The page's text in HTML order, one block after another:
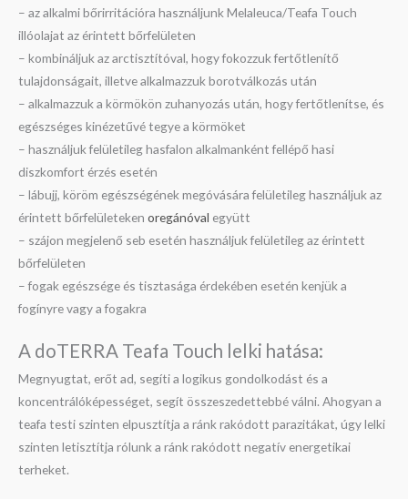
– az alkalmi bőrirritációra használjunk Melaleuca/Teafa Touch
illóolajat az érintett bőrfelületen
– kombináljuk az arctisztítóval, hogy fokozzuk fertőtlenítő
tulajdonságait, illetve alkalmazzuk borotválkozás után
– alkalmazzuk a körmökön zuhanyozás után, hogy fertőtlenítse, és
egészséges kinézetűvé tegye a körmöket
– használjuk felületileg hasfalon alkalmanként fellépő hasi
diszkomfort érzés esetén
– lábujj, köröm egészségének megóvására felületileg használjuk az
érintett bőrfelületeken oregánóval együtt
– szájon megjelenő seb esetén használjuk felületileg az érintett
bőrfelületen
– fogak egészsége és tisztasága érdekében esetén kenjük a
fogínyre vagy a fogakra
A doTERRA Teafa Touch lelki hatása:
Megnyugtat, erőt ad, segíti a logikus gondolkodást és a
koncentrálóképességet, segít összeszedettebbé válni. Ahogyan a
teafa testi szinten elpusztítja a ránk rakódott parazitákat, úgy lelki
szinten letisztítja rólunk a ránk rakódott negatív energetikai
terheket.